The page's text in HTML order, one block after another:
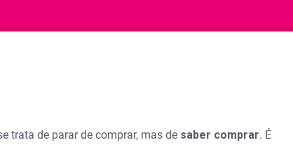
trata de parar de comprar, mas de saber comprar. É